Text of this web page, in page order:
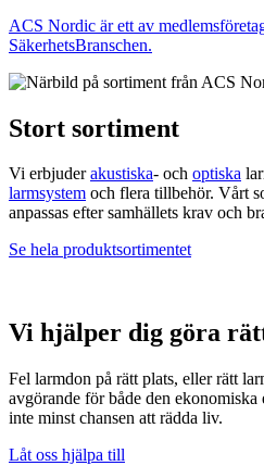
ACS Nordic är ett av
SäkerhetsBranschen.
Stort sortiment
Vi erbjuderakustiska- och optiska
larmsystem och flera tillbehör. Vårt
anpassas efter samhällets krav och
Se hela produktsortimentet
Vi hjälper dig göra
Fel larmdon på rätt plats, eller rätt
avgörande för både den
inte minst chansen att rädda liv.
Låt oss hjälpa till